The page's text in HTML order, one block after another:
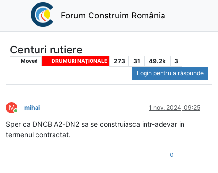
Forum Construim România
Centuri rutiere
Moved DRUMURI NAȚIONALE 273 31 49.2k
3
Login pentru a răspunde
M
Conectat
mihai 1 nov. 2024, 09:25
Sper ca DNCB A2-DN2 sa se construiasca intr-adevar in
termenul contractat.
0